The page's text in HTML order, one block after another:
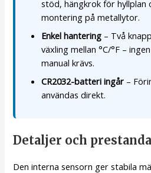
stöd, hängkrok för hyllplan
montering på metallytor.
Enkel hantering – Två
växling mellan °C/°F –
manual krävs.
CR2032-batteri ingår –
användas direkt.
Detaljer och prestanda
Den interna sensorn ger stabila